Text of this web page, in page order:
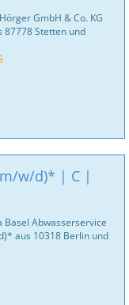
GmbH & Co. KG
87778 Stetten und
w/d)* | C |
Abwasserservice
aus 10318 Berlin und